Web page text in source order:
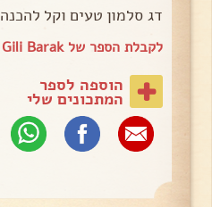
דג סלמון טעים וקל להכנה
לקבלת הספר של Gili Barak במייל
הוספה לספר
המתכונים שלי